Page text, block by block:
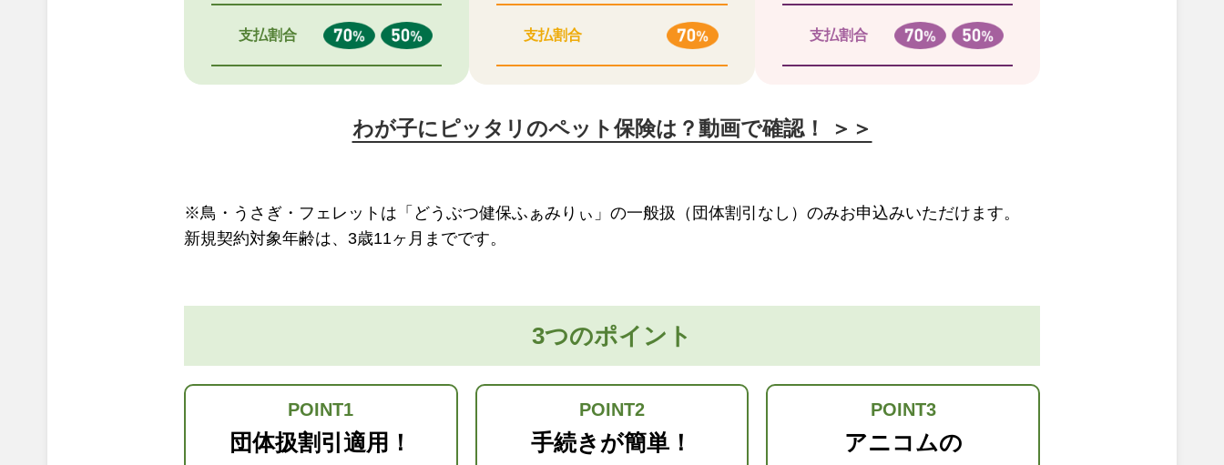
支払割合 支払割合 支払割合
わが子にピッタリのペット保険は？動画で確認！ ＞＞
※鳥・うさぎ・フェレットは「どうぶつ健保ふぁみりぃ」の一般扱（団体割引なし）のみお申込みいただけます。
新規契約対象年齢は、3歳11ヶ月までです。
3つのポイント
POINT1
団体扱割引適用！
POINT2
手続きが簡単！
POINT3
アニコムの